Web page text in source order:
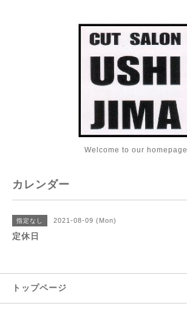
Welcome to our homepage
カレンダー
指定なし 2021-08-09 (Mon)
定休日
トップページ